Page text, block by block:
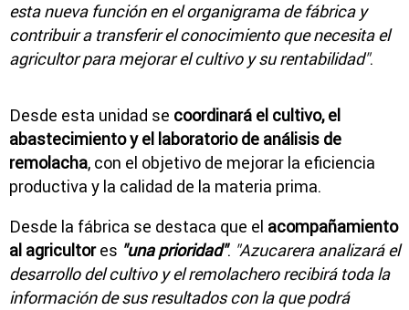
esta nueva función en el organigrama de fábrica y
contribuir a transferir el conocimiento que necesita el
agricultor para mejorar el cultivo y su rentabilidad".
Desde esta unidad se coordinará el cultivo, el
abastecimiento y el laboratorio de análisis de
remolacha, con el objetivo de mejorar la eficiencia
productiva y la calidad de la materia prima.
Desde la fábrica se destaca que el acompañamiento
al agricultores "una prioridad". "Azucarera analizará el
desarrollo del cultivo y el remolachero recibirá toda la
información de sus resultados con la que podrá